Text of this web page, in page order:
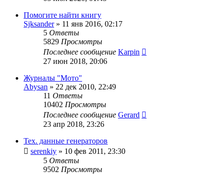
Помогите найти книгу
Sjksander» 11 янв 2016, 02:17
5 Ответы
5829 Просмотры
Последнее сообщение Karpin
27 июн 2018, 20:06
Журналы "Мото"
Abysan » 22 дек 2010, 22:49
11 Ответы
10402 Просмотры
Последнее сообщение Gerard
23 апр 2018, 23:26
Тех. данные генераторов
serenkiy » 10 фев 2011, 23:30
5 Ответы
9502 Просмотры